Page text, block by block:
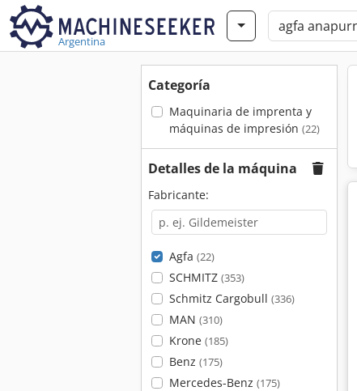
Argentina
Categoría
Maquinaria de imprenta y
máquinas de impresión (22)
Detalles de la máquina
Fabricante:
Agfa (22)
SCHMITZ (353)
Schmitz Cargobull (336)
MAN (310)
Krone (185)
Benz (175)
Mercedes-Benz (175)